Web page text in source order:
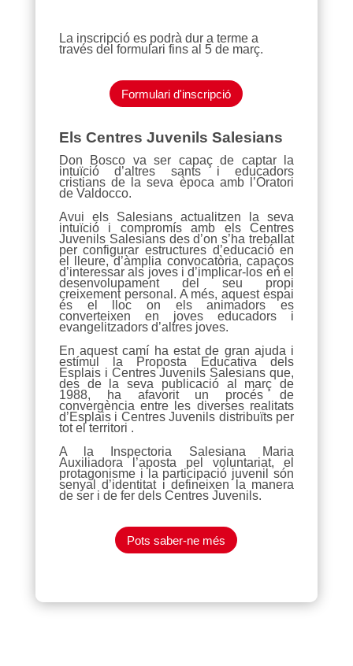
La inscripció es podrà dur a terme a
través del formulari fins al 5 de març.
Formulari d'inscripció
Els Centres Juvenils Salesians
Don Bosco va ser capaç de captar la
intuïció d’altres sants i educadors
cristians de la seva època amb l’Oratori
de Valdocco.
Avui els Salesians actualitzen la seva
intuïció i compromís amb els Centres
Juvenils Salesians des d’on s’ha treballat
per configurar estructures d’educació en
el lleure, d’àmplia convocatòria, capaços
d’interessar als joves i d’implicar-los en el
desenvolupament del seu propi
creixement personal. A més, aquest espai
és el lloc on els animadors es
converteixen en joves educadors i
evangelitzadors d’altres joves.
En aquest camí ha estat de gran ajuda i
estímul la Proposta Educativa dels
Esplais i Centres Juvenils Salesians que,
des de la seva publicació al març de
1988, ha afavorit un procés de
convergència entre les diverses realitats
d’Esplais i Centres Juvenils distribuïts per
tot el territori .
A la Inspectoria Salesiana Maria
Auxiliadora l’aposta pel voluntariat, el
protagonisme i la participació juvenil són
senyal d’identitat i defineixen la manera
de ser i de fer dels Centres Juvenils.
Pots saber-ne més